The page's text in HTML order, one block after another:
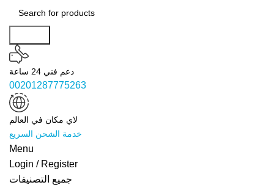
دعم فني 24 ساعة
00201287775263
لاي مكان في العالم
خدمة الشحن السريع
Menu
Login / Register
جميع التصنيفات